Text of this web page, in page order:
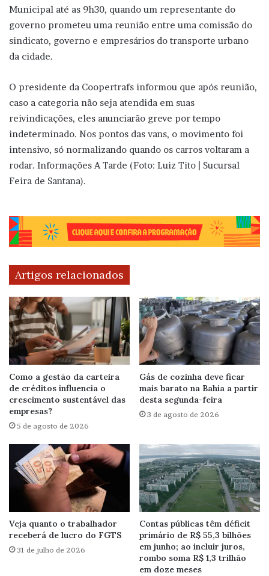
Municipal até as 9h30, quando um representante do
governo prometeu uma reunião entre uma comissão do
sindicato, governo e empresários do transporte urbano
da cidade.
O presidente da Coopertrafs informou que após reunião,
caso a categoria não seja atendida em suas
reivindicações, eles anunciarão greve por tempo
indeterminado. Nos pontos das vans, o movimento foi
intensivo, só normalizando quando os carros voltaram a
rodar. Informações A Tarde (Foto: Luiz Tito | Sucursal
Feira de Santana).
Artigos relacionados
Como a gestão da carteira
de créditos influencia o
crescimento sustentável das
empresas?
5 de agosto de 2026
Gás de cozinha deve ficar
mais barato na Bahia a partir
desta segunda-feira
3 de agosto de 2026
Veja quanto o trabalhador
receberá de lucro do FGTS
31 de julho de 2026
Contas públicas têm déficit
primário de R$ 55,3 bilhões
em junho; ao incluir juros,
rombo soma R$ 1,3 trilhão
em doze meses